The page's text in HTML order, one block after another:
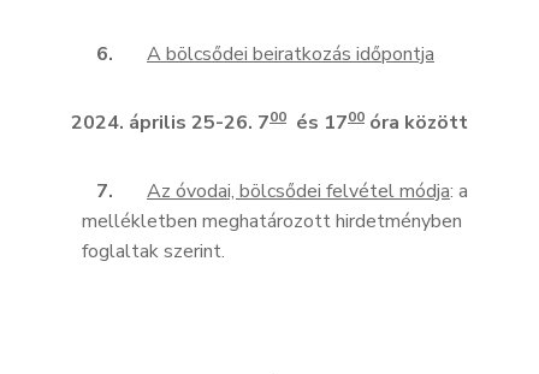
6. A bölcsődei beiratkozás időpontja
2024. április 25-26. 700 és 1700 óra között
7. Az óvodai, bölcsődei felvétel módja: a
mellékletben meghatározott hirdetményben
foglaltak szerint.